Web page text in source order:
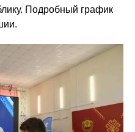
Подробный график